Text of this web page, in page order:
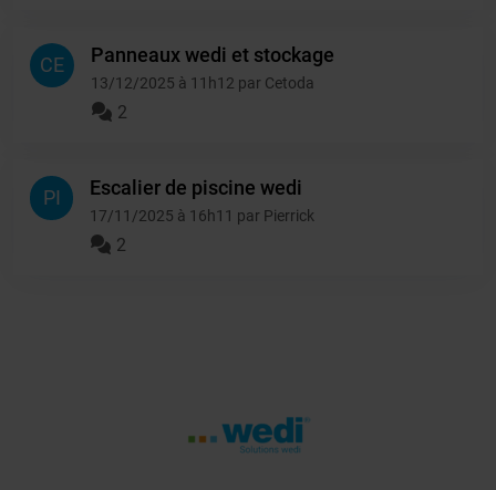
CE Panneaux wedi et stockage
13/12/2025 à 11h12 par Cetoda
2
PI Escalier de piscine wedi
17/11/2025 à 16h11 par Pierrick
2